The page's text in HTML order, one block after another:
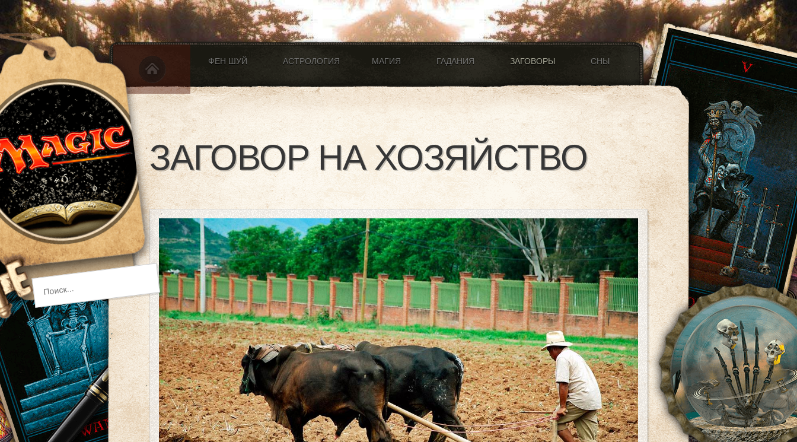
ФЕН ШУЙ АСТРОЛОГИЯ МАГИЯ ГАДАНИЯ ЗАГОВОРЫ СНЫ
ЗАГОВОР НА ХОЗЯЙСТВО